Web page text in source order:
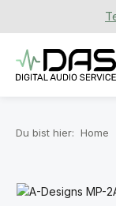
Zum Hauptinhalt
Du bist hier: Home
Bildergalerie